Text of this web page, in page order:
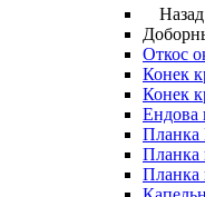
Назад
Откос
Конек
Конек
Ендова
Планка
Планка